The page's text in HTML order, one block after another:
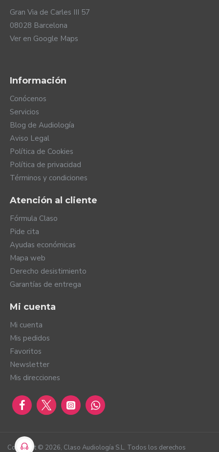
Gran Via de Carles III 57
08028 Barcelona
Ver en Google Maps
Información
Conócenos
Servicios
Blog de Audiología
Aviso Legal
Política de Cookies
Política de privacidad
Términos y condiciones
Atención al cliente
Fórmula Claso
Pide cita
Ayudas económicas
Mapa web
Derecho desistimiento
Garantías de entrega
Mi cuenta
Mi cuenta
Mis pedidos
Favoritos
Newsletter
Mis direcciones
Copyright © 2026, Claso Audiología S.L. Todos los derechos